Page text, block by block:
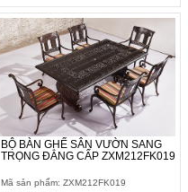
BỘ BÀN GHẾ SÂN VƯỜN SANG
TRỌNG ĐẲNG CẤP ZXM212FK019
Mã sản phẩm: ZXM212FK019